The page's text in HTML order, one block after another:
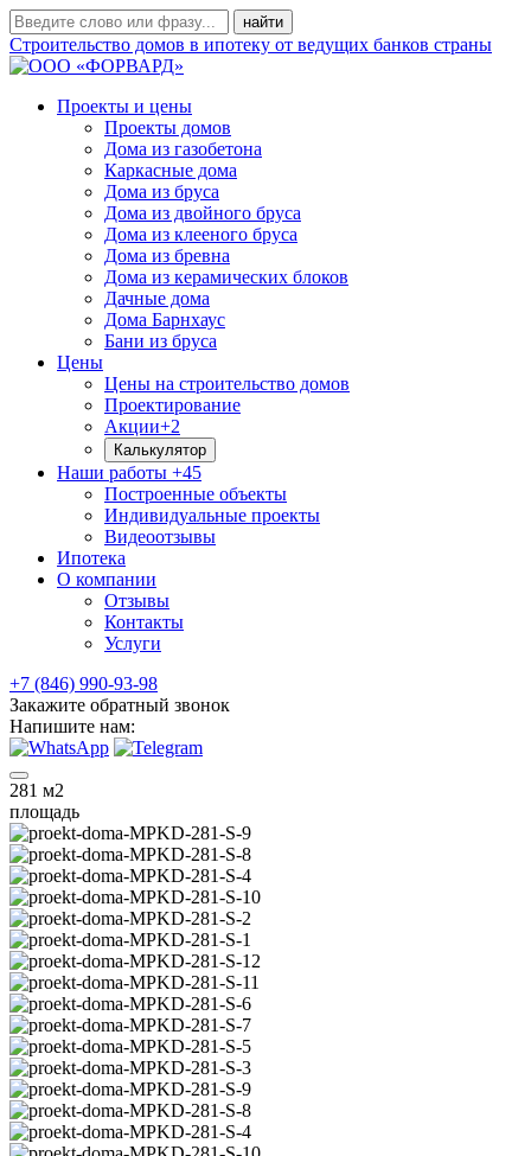
Строительство домов в ипотеку от ведущих банков страны
Проекты и цены
Проекты домов
Дома из газобетона
Каркасные дома
Дома из бруса
Дома из двойного бруса
Дома из клееного бруса
Дома из бревна
Дома из керамических блоков
Дачные дома
Дома Барнхаус
Бани из бруса
Цены
Цены на строительство домов
Проектирование
Акции+2
Калькулятор
Наши работы +45
Построенные объекты
Индивидуальные проекты
Видеоотзывы
Ипотека
О компании
Отзывы
Контакты
Услуги
+7 (846) 990-93-98
Закажите обратный звонок
Напишите нам:
281 м2
площадь